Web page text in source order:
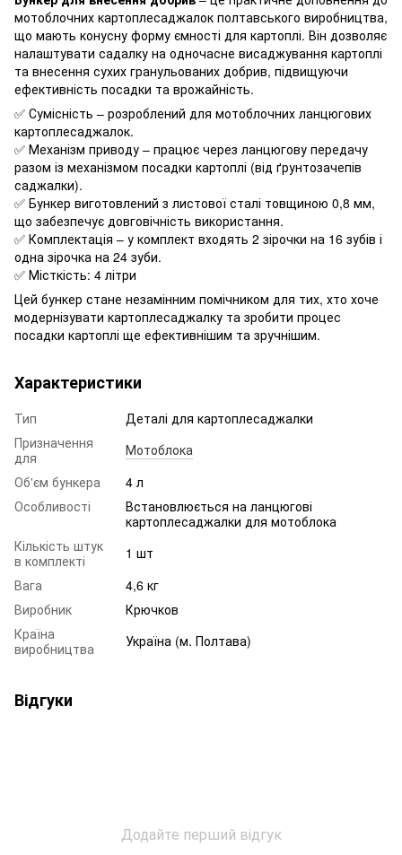
мотоблочних картоплесаджалок полтавського виробництва,
що мають конусну форму ємності для картоплі. Він дозволяє
налаштувати садалку на одночасне висаджування картоплі
та внесення сухих гранульованих добрив, підвищуючи
ефективність посадки та врожайність.
✅ Сумісність – розроблений для мотоблочних ланцюгових
картоплесаджалок.
✅ Механізм приводу – працює через ланцюгову передачу
разом із механізмом посадки картоплі (від ґрунтозачепів
саджалки).
✅ Бункер виготовлений з листової сталі товщиною 0,8 мм,
що забезпечує довговічність використання.
✅ Комплектація – у комплект входять 2 зірочки на 16 зубів і
одна зірочка на 24 зуби.
✅ Місткість: 4 літри
Цей бункер стане незамінним помічником для тих, хто хоче
модернізувати картоплесаджалку та зробити процес
посадки картоплі ще ефективнішим та зручнішим.
Характеристики
Тип
Деталі для картоплесаджалки
Призначення
для
Мотоблока
Об'єм бункера
4 л
Особливості
Встановлюється на ланцюгові
картоплесаджалки для мотоблока
Кількість штук
в комплекті
1 шт
Вага
4,6 кг
Виробник
Крючков
Країна
виробництва
Україна (м. Полтава)
Відгуки
Додайте перший відгук